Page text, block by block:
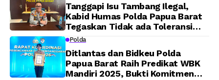
Dijadwalkan Kamis
Tanggapi Isu Tambang Ilegal,
Kabid Humas Polda Papua Barat
Tegaskan Tidak ada Toleransi
bagi Oknum Anggota
Polda
Ditlantas dan Bidkeu Polda
Papua Barat Raih Predikat WBK
Mandiri 2025, Bukti Komitmen